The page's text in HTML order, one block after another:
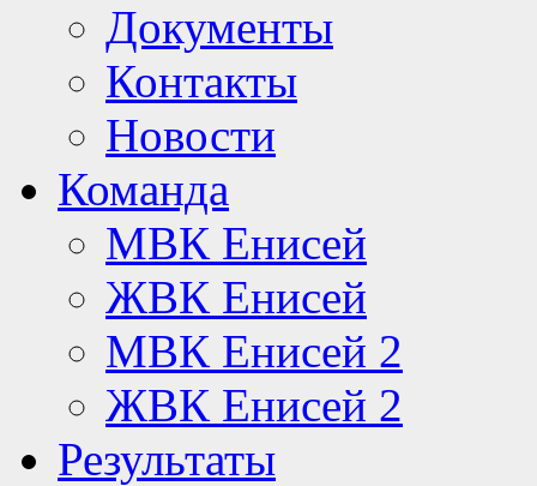
Документы
Контакты
Новости
Команда
МВК Енисей
ЖВК Енисей
МВК Енисей 2
ЖВК Енисей 2
Результаты